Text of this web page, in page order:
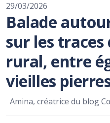
29/03/2026
Balade
sur les
rural, entre
vieilles
Amina, créatrice du blog